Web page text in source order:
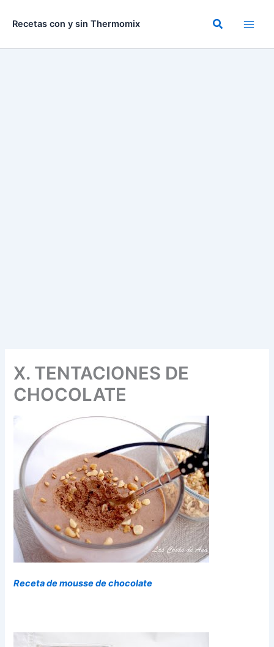
Recetas con y sin Thermomix Buscar
X. TENTACIONES DE
CHOCOLATE
Receta de mousse de chocolate